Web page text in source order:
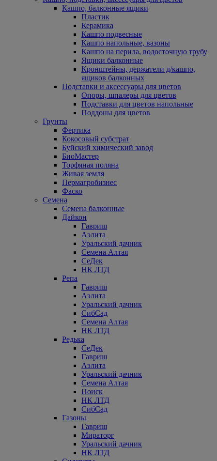
Кашпо, балконные ящики
Пластик
Керамика
Кашпо подвесные
Кашпо напольные, вазоны
Кашпо на перила, водосточную трубу
Ящики балконные
Кронштейны, держатели д/кашпо,
ящиков балконных
Подставки и аксессуары для цветов
Опоры, шпалеры для цветов
Подставки для цветов напольные
Поддоны для цветов
Грунты
Фертика
Кокосовый субстрат
Буйский химический завод
БиоМастер
Торфяная поляна
Живая земля
Пермагробизнес
Фаско
Семена
Семена балконные
Дайкон
Гавриш
Аэлита
Уральский дачник
Семена Алтая
СеДек
НК ЛТД
Репа
Гавриш
Аэлита
Уральский дачник
СибСад
Семена Алтая
НК ЛТД
Редька
СеДек
Гавриш
Аэлита
Уральский дачник
Семена Алтая
Поиск
НК ЛТД
СибСад
Газоны
Гавриш
Мираторг
Уральский дачник
НК ЛТД